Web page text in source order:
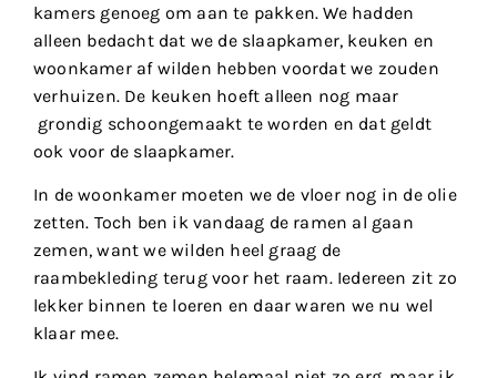
kamers genoeg om aan te pakken. We hadden
alleen bedacht dat we de slaapkamer, keuken en
woonkamer af wilden hebben voordat we zouden
verhuizen. De keuken hoeft alleen nog maar
grondig schoongemaakt te worden en dat geldt
ook voor de slaapkamer.
In de woonkamer moeten we de vloer nog in de olie
zetten. Toch ben ik vandaag de ramen al gaan
zemen, want we wilden heel graag de
raambekleding terug voor het raam. Iedereen zit zo
lekker binnen te loeren en daar waren we nu wel
klaar mee.